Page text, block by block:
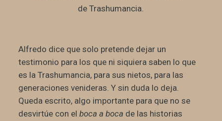
Alfredo dice que solo pretende dejar un
testimonio para los que ni siquiera saben lo que
es la Trashumancia, para sus nietos, para las
generaciones venideras. Y sin duda lo deja.
Queda escrito, algo importante para que no se
desvirtúe con el boca a boca de las historias